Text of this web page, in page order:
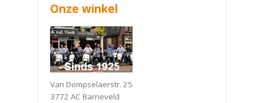
Onze winkel
Van Dompselaerstr. 25
3772 AC Barneveld